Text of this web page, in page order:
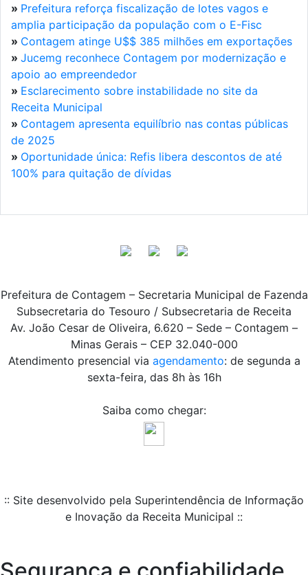
» Prefeitura reforça fiscalização de lotes vagos e
amplia participação da população com o E-Fisc
» Contagem atinge U$$ 385 milhões em exportações
» Jucemg reconhece Contagem por modernização e
apoio ao empreendedor
» Esclarecimento sobre instabilidade no site da
Receita Municipal
» Contagem apresenta equilíbrio nas contas públicas
de 2025
» Oportunidade única: Refis libera descontos de até
100% para quitação de dívidas
Prefeitura de Contagem – Secretaria Municipal de Fazenda
Subsecretaria do Tesouro / Subsecretaria de Receita
Av. João Cesar de Oliveira, 6.620 – Sede – Contagem –
Minas Gerais – CEP 32.040-000
Atendimento presencial via agendamento: de segunda a
sexta-feira, das 8h às 16h
Saiba como chegar:
:: Site desenvolvido pela Superintendência de Informação
e Inovação da Receita Municipal ::